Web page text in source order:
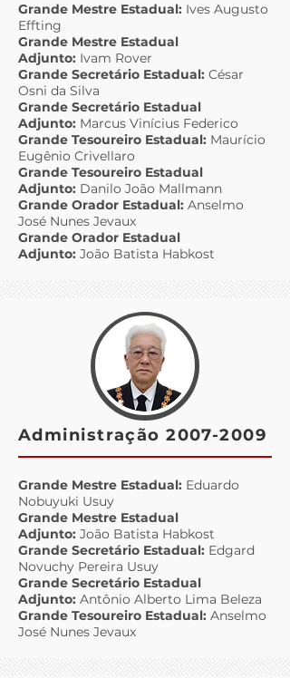
Grande Mestre Estadual: Ives Augusto
Effting
Grande Mestre Estadual
Adjunto: Ivam Rover
Grande Secretário Estadual: César
Osni da Silva
Grande Secretário Estadual
Adjunto: Marcus Vinícius Federico
Grande Tesoureiro Estadual: Maurício
Eugênio Crivellaro
Grande Tesoureiro Estadual
Adjunto: Danilo João Mallmann
Grande Orador Estadual: Anselmo
José Nunes Jevaux
Grande Orador Estadual
Adjunto: João Batista Habkost
Administração2007-2009
Grande Mestre Estadual: Eduardo
Nobuyuki Usuy
Grande Mestre Estadual
Adjunto: João Batista Habkost
Grande Secretário Estadual: Edgard
Novuchy Pereira Usuy
Grande Secretário Estadual
Adjunto: Antônio Alberto Lima Beleza
Grande Tesoureiro Estadual: Anselmo
José Nunes Jevaux